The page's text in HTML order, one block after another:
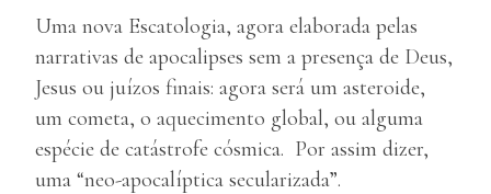
Uma nova Escatologia, agora elaborada pelas
narrativas de apocalipses sem a presença de Deus,
Jesus ou juízos finais: agora será um asteroide,
um cometa, o aquecimento global, ou alguma
espécie de catástrofe cósmica. Por assim dizer,
uma “neo-apocalíptica secularizada”.